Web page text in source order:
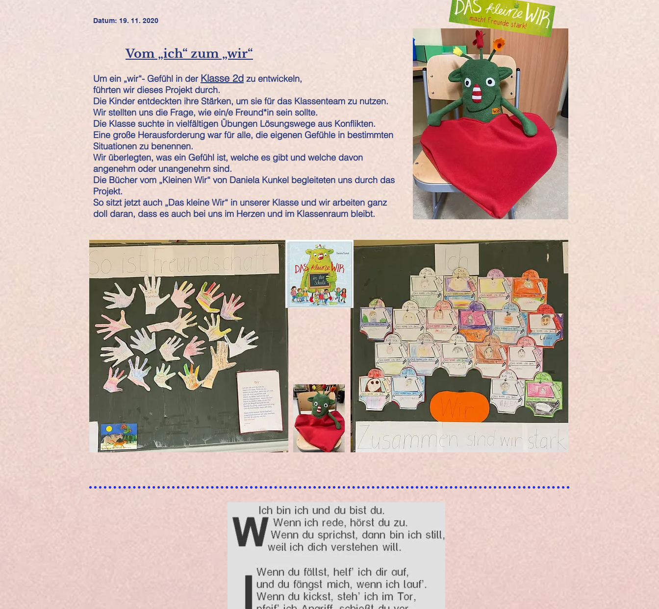
Datum: 19. 11. 2020
Vom „ich“ zum „wir“
Um ein „wir“- Gefühl in der Klasse 2d zu entwickeln,
führten wir dieses Projekt durch.
Die Kinder entdeckten ihre Stärken, um sie für das Klassenteam zu nutzen.
Wir stellten uns die Frage, wie ein/e Freund*in sein sollte.
Die Klasse suchte in vielfältigen Übungen Lösungswege aus Konflikten.
Eine große Herausforderung war für alle, die eigenen Gefühle in bestimmten
Situationen zu benennen.
Wir überlegten, was ein Gefühl ist, welche es gibt und welche davon
angenehm oder unangenehm sind.
Die Bücher vom „Kleinen Wir“ von Daniela Kunkel begleiteten uns durch das
Projekt.
So sitzt jetzt auch „Das kleine Wir“ in unserer Klasse und wir arbeiten ganz
doll daran, dass es auch bei uns im Herzen und im Klassenraum bleibt.